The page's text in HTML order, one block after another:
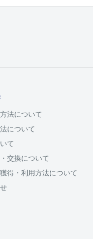
法について
について
て
交換について
得・利用方法について